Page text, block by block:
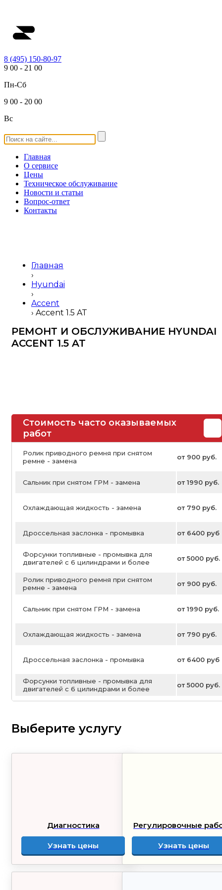
8 (495) 150-80-97
9 00 - 21 00
Пн-Сб
9 00 - 20 00
Вс
Главная
О сервисе
Цены
Техническое обслуживание
Новости и статьи
Вопрос-ответ
Контакты
Главная
›
Hyundai
›
Accent
› Accent 1.5 AT
РЕМОНТ И ОБСЛУЖИВАНИЕ HYUNDAI
ACCENT 1.5 AT
Стоимость часто оказываемых
работ
Ролик приводного ремня при снятом
ремне - замена
от 900 руб.
Сальник при снятом ГРМ - замена от 1990 руб.
Охлаждающая жидкость - замена от 790 руб.
Дроссельная заслонка - промывка от 6400 руб
Форсунки топливные - промывка для
двигателей с 6 цилиндрами и более
от 5000 руб.
Ролик приводного ремня при снятом
ремне - замена
от 900 руб.
Сальник при снятом ГРМ - замена от 1990 руб.
Охлаждающая жидкость - замена от 790 руб.
Дроссельная заслонка - промывка от 6400 руб
Форсунки топливные - промывка для
двигателей с 6 цилиндрами и более
от 5000 руб.
Выберите услугу
Диагностика
Узнать цены
Регулировочные
Узнать цены